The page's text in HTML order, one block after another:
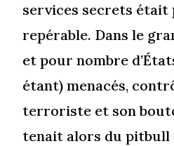
services secrets
repérable. Dans le
et pour nombre
étant) menacés,
terroriste et son
tenait alors du pitbull